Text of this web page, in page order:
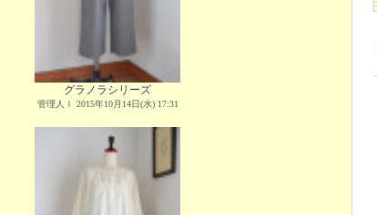
グラノラシリーズ
管理人Ｉ 2015年10月14日(水) 17:31